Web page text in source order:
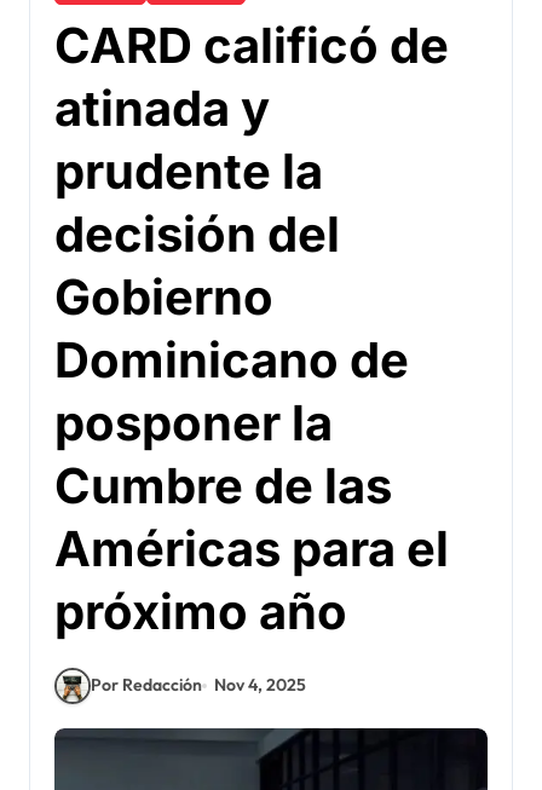
CARD calificó de
atinada y
prudente la
decisión del
Gobierno
Dominicano de
posponer la
Cumbre de las
Américas para el
próximo año
Por Redacción Nov 4, 2025